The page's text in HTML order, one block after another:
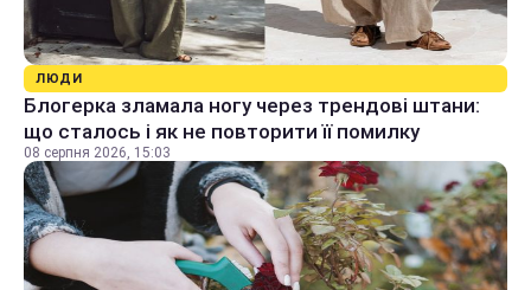
ЛЮДИ
Блогерка зламала ногу через трендові штани:
що сталось і як не повторити її помилку
08 серпня 2026, 15:03